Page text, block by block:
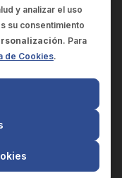
SC
web es exclusivo
salud.
y analizar el uso
su consentimiento
. Para
de Cookies.